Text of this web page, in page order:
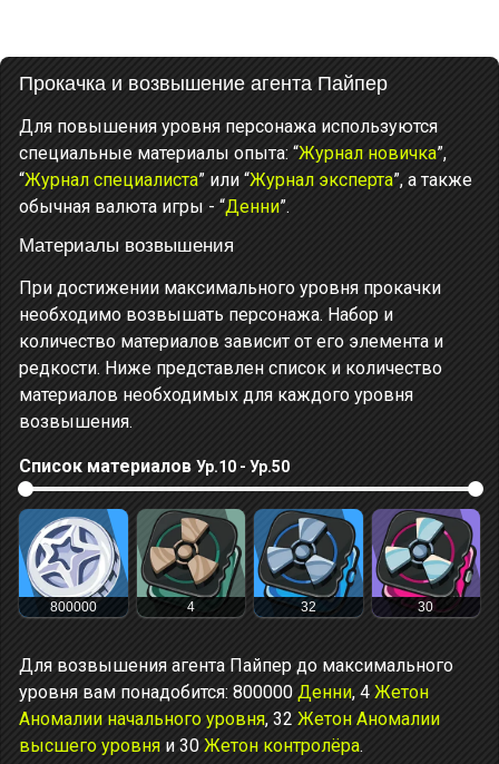
Прокачка и возвышение агента Пайпер
Для повышения уровня персонажа используются
специальные материалы опыта: “Журнал новичка”,
“Журнал специалиста” или “Журнал эксперта”, а также
обычная валюта игры - “Денни”.
Материалы возвышения
При достижении максимального уровня прокачки
необходимо возвышать персонажа. Набор и
количество материалов зависит от его элемента и
редкости. Ниже представлен список и количество
материалов необходимых для каждого уровня
возвышения.
Список материалов Ур.10 - Ур.50
800000 4 32 30
Для возвышения агента Пайпер до максимального
уровня вам понадобится: 800000 Денни, 4 Жетон
Аномалии начального уровня, 32 Жетон Аномалии
высшего уровня и 30 Жетон контролёра.